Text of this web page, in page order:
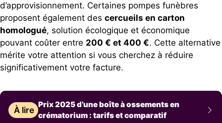
d’approvisionnement. Certaines pompes funèbres
proposent également des cercueils en carton
homologué, solution écologique et économique
pouvant coûter entre 200 € et 400 €. Cette alternative
mérite votre attention si vous cherchez à réduire
significativement votre facture.
À lire
Prix 2025 d’une boîte à ossements en
crématorium : tarifs et comparatif